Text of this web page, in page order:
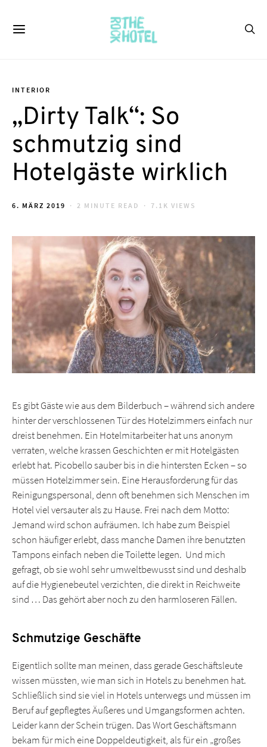
INTERIOR
„Dirty Talk“: So
schmutzig sind
Hotelgäste wirklich
POSTED
6. MÄRZ 2019 2 MINUTE READ 7.1K VIEWS
Es gibt Gäste wie aus dem Bilderbuch – während sich andere
hinter der verschlossenen Tür des Hotelzimmers einfach nur
dreist benehmen. Ein Hotelmitarbeiter hat uns anonym
verraten, welche krassen Geschichten er mit Hotelgästen
erlebt hat. Picobello sauber bis in die hintersten Ecken – so
müssen Hotelzimmer sein. Eine Herausforderung für das
Reinigungspersonal, denn oft benehmen sich Menschen im
Hotel viel versauter als zu Hause. Frei nach dem Motto:
Jemand wird schon aufräumen. Ich habe zum Beispiel
schon häufiger erlebt, dass manche Damen ihre benutzten
Tampons einfach neben die Toilette legen. Und mich
gefragt, ob sie wohl sehr umweltbewusst sind und deshalb
auf die Hygienebeutel verzichten, die direkt in Reichweite
sind … Das gehört aber noch zu den harmloseren Fällen.
Schmutzige Geschäfte
Eigentlich sollte man meinen, dass gerade Geschäftsleute
wissen müssten, wie man sich in Hotels zu benehmen hat.
Schließlich sind sie viel in Hotels unterwegs und müssen im
Beruf auf gepflegtes Äußeres und Umgangsformen achten.
Leider kann der Schein trügen. Das Wort Geschäftsmann
bekam für mich eine Doppeldeutigkeit, als für ein „großes